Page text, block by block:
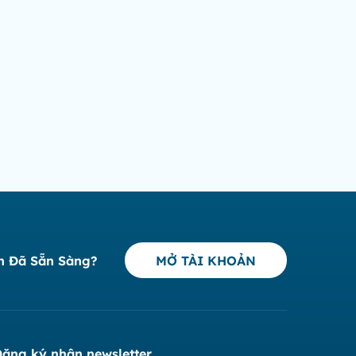
Đã Sẵn Sàng? MỞ TÀI KHOẢN